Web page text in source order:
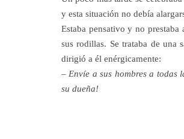
y esta situación no debía
Estaba pensativo y no
sus rodillas. Se trataba de una
dirigió a él enérgicamente:
– Envíe a sus hombres a todas
su dueña!